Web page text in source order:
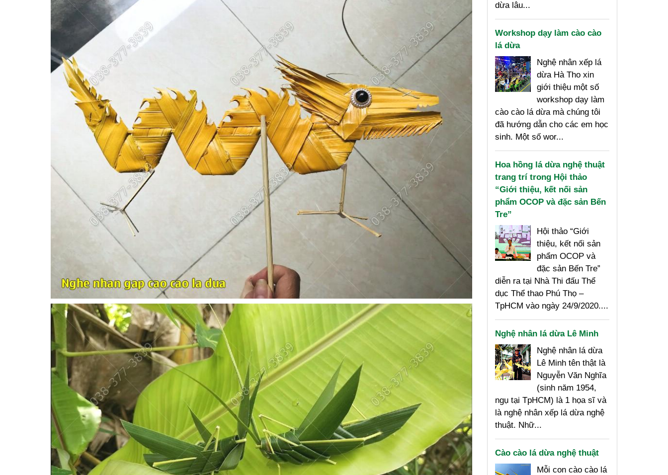
dừa lâu...
Workshop dạy làm cào cào
lá dừa
Nghệ nhân xếp lá
dừa Hà Tho xin
giới thiệu một số
workshop dạy làm
cào cào lá dừa mà chúng tôi
đã hướng dẫn cho các em học
sinh. Một số wor...
Hoa hồng lá dừa nghệ thuật
trang trí trong Hội thảo
“Giới thiệu, kết nối sản
phẩm OCOP và đặc sản Bến
Tre”
Hội thảo “Giới
thiệu, kết nối sản
phẩm OCOP và
đặc sản Bến Tre”
diễn ra tại Nhà Thi đấu Thể
dục Thể thao Phú Thọ –
TpHCM vào ngày 24/9/2020....
Nghệ nhân lá dừa Lê Minh
Nghệ nhân lá dừa
Lê Minh tên thật là
Nguyễn Văn Nghĩa
(sinh năm 1954,
ngụ tại TpHCM) là 1 họa sĩ và
là nghệ nhân xếp lá dừa nghệ
thuật. Nhữ...
Cào cào lá dừa nghệ thuật
Mỗi con cào cào lá